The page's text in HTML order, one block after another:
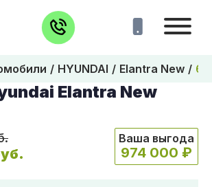
HYUNDAI Elantra New
Elantra New
Ваша выгода
974 000 ₽